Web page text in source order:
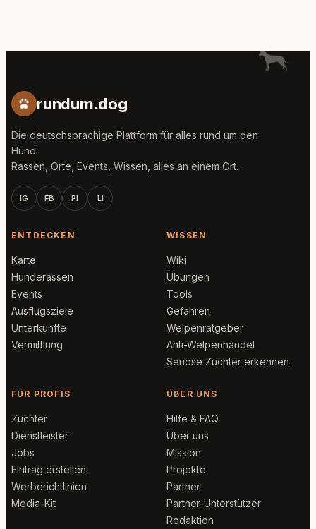
rundum.dog
Die deutschsprachige Plattform für alles rund um den
Hund.
Rassen, Orte, Events, Wissen, alles an einem Ort.
IG FB PI LI
ENTDECKEN
Karte
Hunderassen
Events
Ausflugsziele
Unterkünfte
Vermittlung
WISSEN
Wiki
Übungen
Tools
Gefahren
Welpenratgeber
Anti-Welpenhandel
Seriöse Züchter erkennen
FÜR PROFIS
Züchter
Dienstleister
Jobs
Eintrag erstellen
Werberichtlinien
Media-Kit
ÜBER UNS
Hilfe & FAQ
Über uns
Mission
Projekte
Partner
Partner-Unterstützer
Redaktion